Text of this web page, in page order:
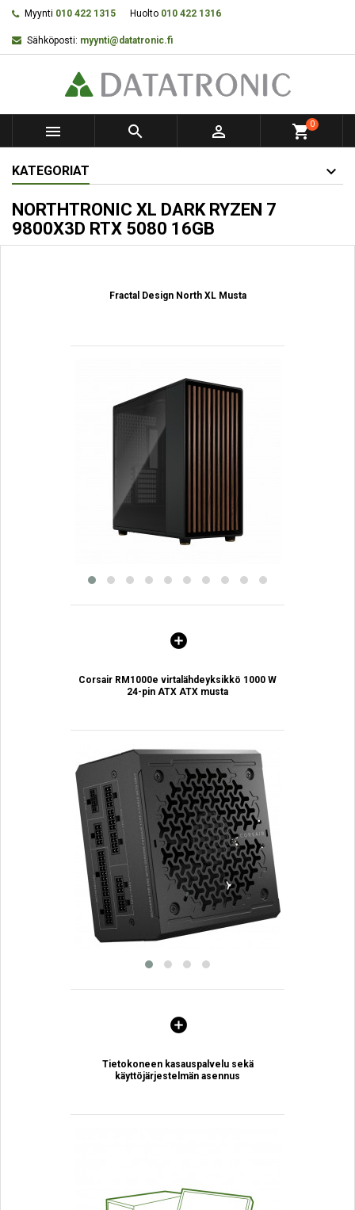
Myynti 010 422 1315 Huolto 010 422 1316
Sähköposti: myynti@datatronic.fi
   shopping_cart0
KATEGORIAT
NORTHTRONIC XL DARK RYZEN 7
9800X3D RTX 5080 16GB
Fractal Design North XL Musta
Corsair RM1000e virtalähdeyksikkö 1000 W
24-pin ATX ATX musta
Tietokoneen kasauspalvelu sekä
käyttöjärjestelmän asennus